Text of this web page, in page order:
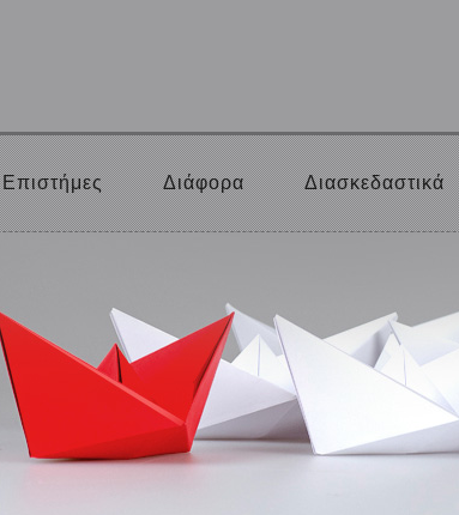
Επιστήμες Διάφορα Διασκεδαστικά